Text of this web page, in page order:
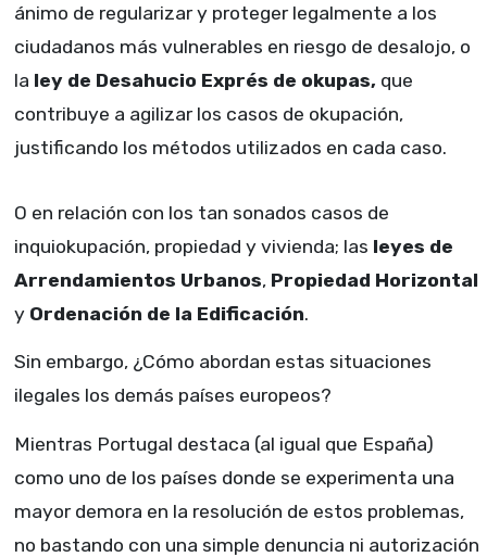
ánimo de regularizar y proteger legalmente a los
ciudadanos más vulnerables en riesgo de desalojo, o
la ley de Desahucio Exprés de okupas, que
contribuye a agilizar los casos de okupación,
justificando los métodos utilizados en cada caso.
O en relación con los tan sonados casos de
inquiokupación, propiedad y vivienda; las leyes de
Arrendamientos Urbanos, Propiedad Horizontal
y Ordenación de la Edificación.
Sin embargo, ¿Cómo abordan estas situaciones
ilegales los demás países europeos?
Mientras Portugal destaca (al igual que España)
como uno de los países donde se experimenta una
mayor demora en la resolución de estos problemas,
no bastando con una simple denuncia ni autorización